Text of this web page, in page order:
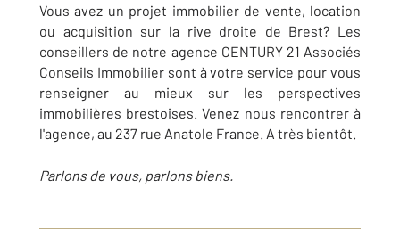
Vous avez un projet immobilier de vente, location
ou acquisition sur la rive droite de Brest? Les
conseillers de notre agence CENTURY 21 Associés
Conseils Immobilier sont à votre service pour vous
renseigner au mieux sur les perspectives
immobilières brestoises. Venez nous rencontrer à
l'agence, au 237 rue Anatole France. A très bientôt.
Parlons de vous, parlons biens.